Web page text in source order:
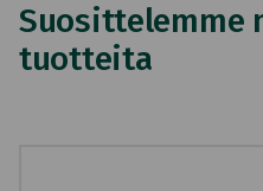
Suosittelemme
tuotteita